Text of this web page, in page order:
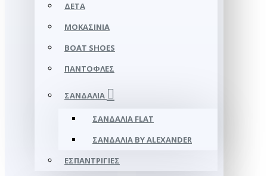
ΔΕΤΆ
ΜΟΚΑΣΊΝΙΑ
BOAT SHOES
ΠΑΝΤΌΦΛΕΣ
ΣΑΝΔΆΛΙΑ
ΣΑΝΔΆΛΙΑ FLAT
ΣΑΝΔΆΛΙΑ BY ALEXANDER
ΕΣΠΑΝΤΡΊΓΙΕΣ